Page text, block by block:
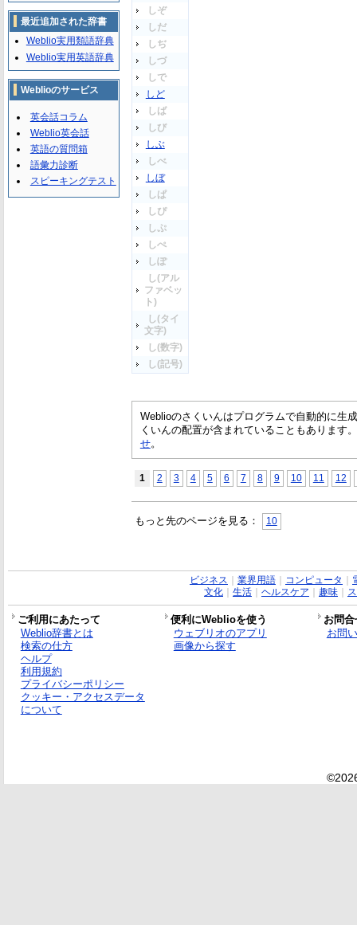
しぞ
しだ
しぢ
しづ
しで
しど
しば
しび
しぶ
しべ
しぼ
しぱ
しぴ
しぷ
しぺ
しぽ
し(アル
ファベッ
ト)
し(タイ
文字)
し(数字)
し(記号)
Weblioのさくいんはプログラムで自動的に生
くいんの配置が含まれていることもあります
せ。
1 2 3 4 5 6 7 8 9 10 11 12
もっと先のページを見る： 10
最近追加された辞書
Weblio実用類語辞典
Weblio実用英語辞典
Weblioのサービス
英会話コラム
Weblio英会話
英語の質問箱
語彙力診断
スピーキングテスト
ビジネス 業界用語｜ コンピュータ
文化｜ 生活｜ ヘルスケア 趣味｜
ご利用にあたって 便利にWeblioを使う
お問
Weblio辞書とは
検索の仕方
ヘルプ
利用規約
プライバシーポリシー
クッキー・アクセスデータ
について
ウェブリオのアプリ
画像から探す
お問